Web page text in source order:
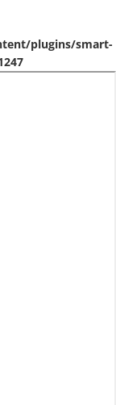
plugins/smart-